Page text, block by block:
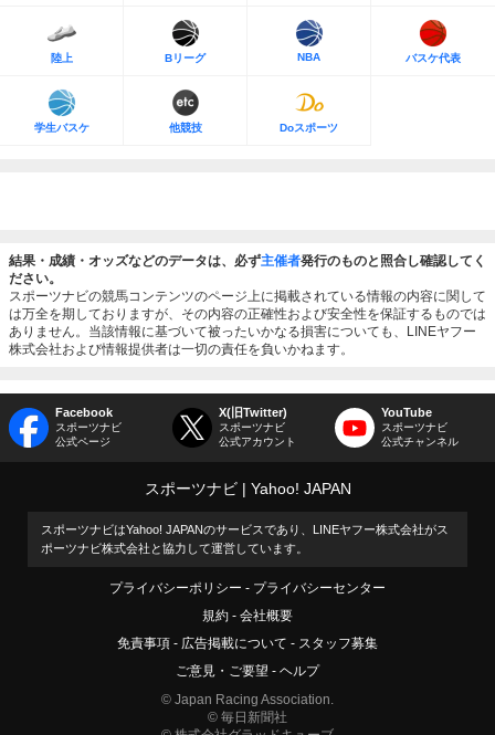
陸上 Bリーグ NBA バスケ代表
学生バスケ 他競技 Doスポーツ
結果・成績・オッズなどのデータは、必ず主催者発行のものと照合し確認してく
ださい。
スポーツナビの競馬コンテンツのページ上に掲載されている情報の内容に関して
は万全を期しておりますが、その内容の正確性および安全性を保証するものでは
ありません。当該情報に基づいて被ったいかなる損害についても、LINEヤフー
株式会社および情報提供者は一切の責任を負いかねます。
Facebook
スポーツナビ
公式ページ
X(旧Twitter)
スポーツナビ
公式アカウント
YouTube
スポーツナビ
公式チャンネル
スポーツナビ Yahoo! JAPAN
スポーツナビはYahoo! JAPANのサービスであり、LINEヤフー株式会社がス
ポーツナビ株式会社と協力して運営しています。
プライバシーポリシー
プライバシーセンター
規約
会社概要
免責事項
広告掲載について
スタッフ募集
ご意見・ご要望
ヘルプ
© Japan Racing Association.
© 毎日新聞社